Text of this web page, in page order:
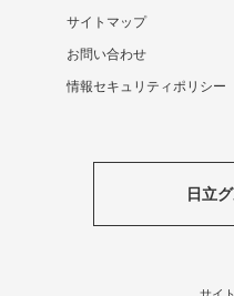
日立
サイトマップ
お問い合わせ
情報セキュリティポリシー
サイ